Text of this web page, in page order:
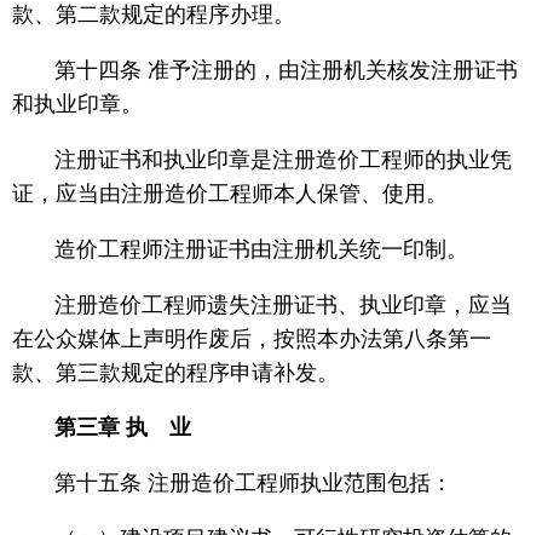
款、第二款规定的程序办理。
第十四条 准予注册的，由注册机关核发注册证书
和执业印章。
注册证书和执业印章是注册造价工程师的执业凭
证，应当由注册造价工程师本人保管、使用。
造价工程师注册证书由注册机关统一印制。
注册造价工程师遗失注册证书、执业印章，应当
在公众媒体上声明作废后，按照本办法第八条第一
款、第三款规定的程序申请补发。
第三章 执 业
第十五条 注册造价工程师执业范围包括：